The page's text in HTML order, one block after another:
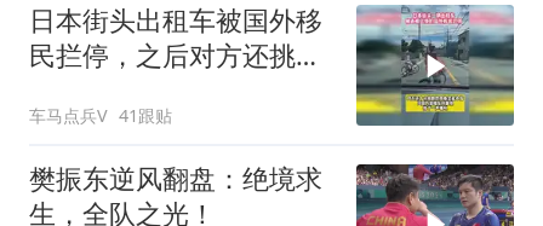
日本街头出租车被国外移
民拦停，之后对方还挑衅
车马点兵V 41跟贴
樊振东逆风翻盘：绝境求
生，全队之光！